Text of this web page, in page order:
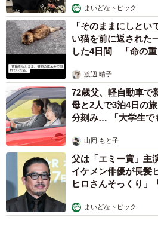
まいどなトピック
「そのままにしと
い猫を前に返され
した4日間 「命の重
渡辺 晴子
72歳父、軽自動車
母と2人で3泊4日の
分刻み… 「大学生で
山岡 もと子
父は「エミー賞」
イケメン俳優が長髪
ヒロさんそっくり」
まいどなトピック